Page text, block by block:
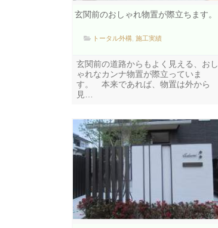
玄関前のおしゃれ物置が際立ちます。
トータル外構 ,施工実績
玄関前の道路からもよく見える、おし
ゃれなカンナ物置が際立っていま
す。 本来であれば、物置は外から
見…